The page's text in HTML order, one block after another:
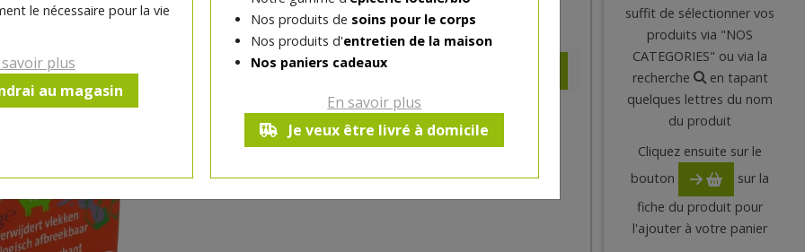
le nécessaire pour la vie
plus
au magasin
Nos produits de soins pour le corps
Nos produits d'entretien de la maison
Nos paniers cadeaux
En savoir plus
Je veux être livré à domicile
1 pc +
Réception souhaitée le
suffit de sélectionner vos
produits via "NOS
CATEGORIES" ou via la
recherche
en tapant
quelques lettres du nom
du produit
Cliquez ensuite sur le
bouton
sur la
fiche du produit pour
l'ajouter à votre panier